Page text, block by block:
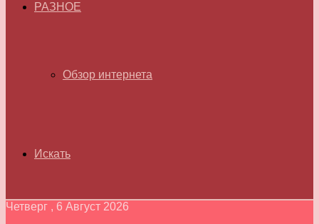
РАЗНОЕ
Обзор интернета
Искать
Четверг , 6 Август 2026